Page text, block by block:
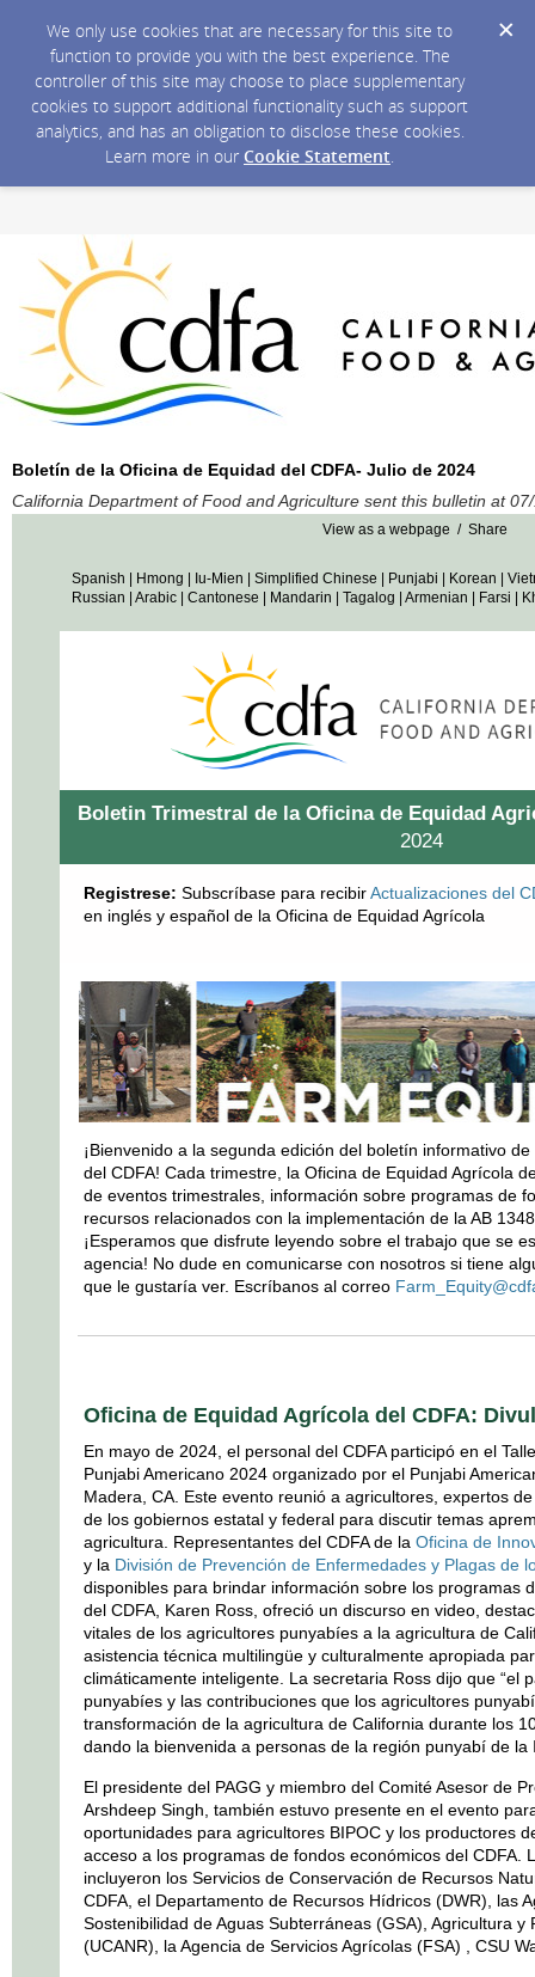
We only use cookies that are necessary for this site to
function to provide you with the best experience. The
controller of this site may choose to place supplementary
cookies to support additional functionality such as support
analytics, and has an obligation to disclose these cookies.
Learn more in our Cookie Statement.
Boletín de la Oficina de Equidad del CDFA- Julio de 2024
California Department of Food and Agriculture sent this bulletin at
View as a webpage / Share
Spanish Hmong Iu-Mien Simplified Chinese Punjabi Korean
Russian
Arabic| Cantonese Mandarin Tagalog Armenian Farsi
Boletin Trimestral de la Oficina de Equidad
2024
Registrese: Subscríbase para recibirActualizaciones del
en inglés y español de la Oficina de Equidad Agrícola
¡Bienvenido a la segunda edición del boletín informativo
del CDFA! Cada trimestre, la Oficina de Equidad Agrícola
de eventos trimestrales, información sobre programas de
recursos relacionados con la implementación de la AB
¡Esperamos que disfrute leyendo sobre el trabajo que se
agencia! No dude en comunicarse con nosotros si tiene
que le gustaría ver. Escríbanos al correo
Oficina de Equidad Agrícola del CDFA:
En mayo de 2024, el personal del CDFA participó en el
Punjabi Americano 2024 organizado por el Punjabi
Madera, CA. Este evento reunió a agricultores, expertos
de los gobiernos estatal y federal para discutir temas
agricultura. Representantes del CDFA de la Oficina de
y la División de Prevención de Enfermedades y Plagas de
disponibles para brindar información sobre los programas
del CDFA, Karen Ross, ofreció un discurso en video,
vitales de los agricultores punyabíes a la agricultura de
asistencia técnica multilingüe y culturalmente apropiada
climáticamente inteligente. La secretaria Ross dijo que “el
punyabíes y las contribuciones que los agricultores
transformación de la agricultura de California durante los
dando la bienvenida a personas de la región punyabí de la
El presidente del PAGG y miembro del Comité Asesor de
Arshdeep Singh, también estuvo presente en el evento
oportunidades para agricultores BIPOC y los productores
acceso a los programas de fondos económicos del CDFA.
incluyeron los Servicios de Conservación de Recursos
CDFA, el Departamento de Recursos Hídricos (DWR), las
Sostenibilidad de Aguas Subterráneas (GSA), Agricultura y
(UCANR), la Agencia de Servicios Agrícolas (FSA) , CSU